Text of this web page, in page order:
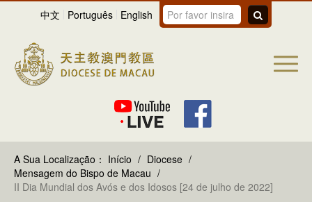
中文 Português English
A Sua Localização： Início / Diocese /
Mensagem do Bispo de Macau /
II Dia Mundial dos Avós e dos Idosos [24 de julho de 2022]